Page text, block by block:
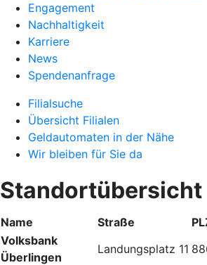
Engagement
Nachhaltigkeit
Karriere
News
Spendenanfrage
Filialsuche
Übersicht Filialen
Geldautomaten in der Nähe
Wir bleiben für Sie da
Standortübersicht
Name Straße
Volksbank
Überlingen
Landungsplatz 11